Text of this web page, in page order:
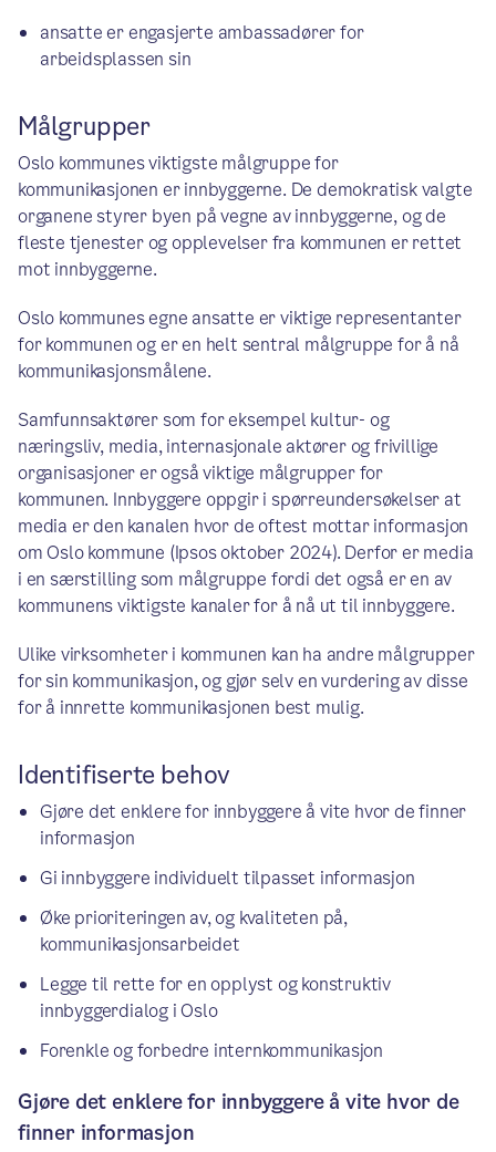
ansatte er engasjerte ambassadører for
arbeidsplassen sin
Målgrupper
Oslo kommunes viktigste målgruppe for
kommunikasjonen er innbyggerne. De demokratisk valgte
organene styrer byen på vegne av innbyggerne, og de
fleste tjenester og opplevelser fra kommunen er rettet
mot innbyggerne.
Oslo kommunes egne ansatte er viktige representanter
for kommunen og er en helt sentral målgruppe for å nå
kommunikasjonsmålene.
Samfunnsaktører som for eksempel kultur- og
næringsliv, media, internasjonale aktører og frivillige
organisasjoner er også viktige målgrupper for
kommunen. Innbyggere oppgir i spørreundersøkelser at
media er den kanalen hvor de oftest mottar informasjon
om Oslo kommune (Ipsos oktober 2024). Derfor er media
i en særstilling som målgruppe fordi det også er en av
kommunens viktigste kanaler for å nå ut til innbyggere.
Ulike virksomheter i kommunen kan ha andre målgrupper
for sin kommunikasjon, og gjør selv en vurdering av disse
for å innrette kommunikasjonen best mulig.
Identifiserte behov
Gjøre det enklere for innbyggere å vite hvor de finner
informasjon
Gi innbyggere individuelt tilpasset informasjon
Øke prioriteringen av, og kvaliteten på,
kommunikasjonsarbeidet
Legge til rette for en opplyst og konstruktiv
innbyggerdialog i Oslo
Forenkle og forbedre internkommunikasjon
Gjøre det enklere for innbyggere å vite hvor de
finner informasjon